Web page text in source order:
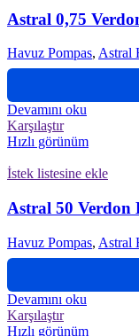
Astral 0,75
Havuz Pompas, Astral
Devamını oku
Karşılaştır
Hızlı görünüm
İstek listesine ekle
Astral 50 Verdon
Havuz Pompas, Astral
Devamını oku
Karşılaştır
Hızlı görünüm